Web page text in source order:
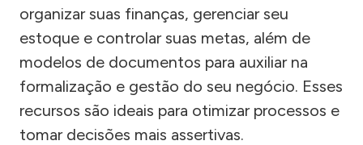
organizar suas finanças, gerenciar seu
estoque e controlar suas metas, além de
modelos de documentos para auxiliar na
formalização e gestão do seu negócio. Esses
recursos são ideais para otimizar processos e
tomar decisões mais assertivas.